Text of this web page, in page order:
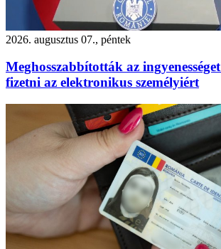
2026. augusztus 07., péntek
Meghosszabbították az
fizetni az elektronikus személyiért